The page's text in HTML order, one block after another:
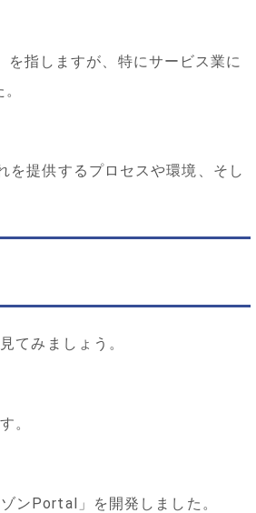
指しますが、特にサービス業に
を提供するプロセスや環境、そし
てみましょう。
。
ンPortal」を開発しました。